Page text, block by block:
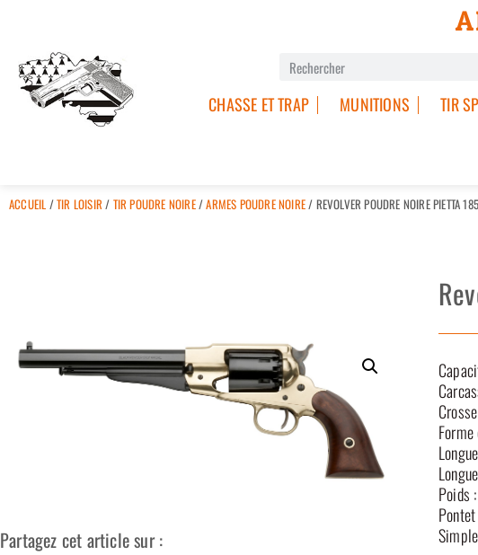
CHASSE ET TRAP MUNITIONS TIR
ACCUEIL /TIR LOISIR / TIR POUDRE NOIRE/ARMES POUDRE NOIRE/ REVOLVER POUDRE NOIRE PIETTA
Partagez cet article sur :
Poids